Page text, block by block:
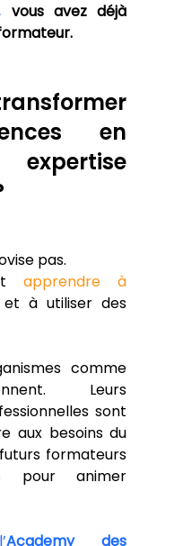
vous avez déjà
en
pas.
apprendre à
à utiliser des
comme
Leurs
sont
aux besoins du
formateurs
pour animer
l’Academy des